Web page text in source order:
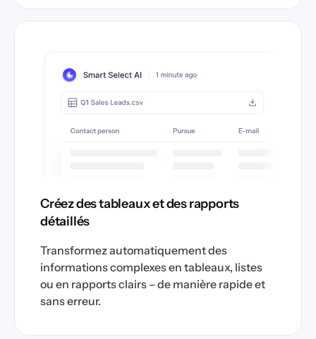
Créez des tableaux et des rapports
détaillés
Transformez automatiquement des
informations complexes en tableaux, listes
ou en rapports clairs – de manière rapide et
sans erreur.